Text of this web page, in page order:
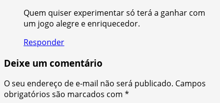
Quem quiser experimentar só terá a ganhar com
um jogo alegre e enriquecedor.
Responder
Deixe um comentário
O seu endereço de e-mail não será publicado. Campos
obrigatórios são marcados com *